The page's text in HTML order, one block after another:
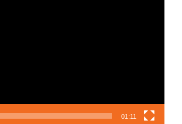
01:11